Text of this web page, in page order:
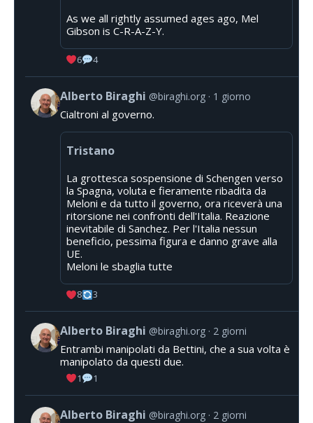
As we all rightly assumed ages ago, Mel
Gibson is C-R-A-Z-Y.
6 4
Alberto Biraghi @biraghi.org 1 giorno
Cialtroni al governo.
Tristano
La grottesca sospensione di Schengen verso
la Spagna, voluta e fieramente ribadita da
Meloni e da tutto il governo, ora riceverà una
ritorsione nei confronti dell'Italia. Reazione
inevitabile di Sanchez. Per l'Italia nessun
beneficio, pessima figura e danno grave alla
UE.
Meloni le sbaglia tutte
8 3
Alberto Biraghi @biraghi.org 2 giorni
Entrambi manipolati da Bettini, che a sua volta è
manipolato da questi due.
1 1
Alberto Biraghi @biraghi.org 2 giorni